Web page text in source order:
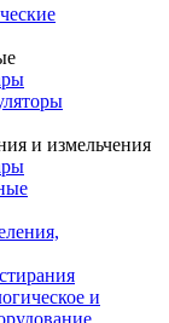
и измельчения
и